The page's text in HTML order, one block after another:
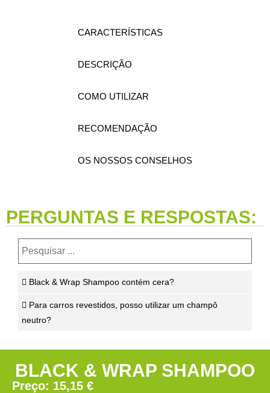
CARACTERÍSTICAS
DESCRIÇÃO
COMO UTILIZAR
RECOMENDAÇÃO
OS NOSSOS CONSELHOS
PERGUNTAS E RESPOSTAS:
Black & Wrap Shampoo contém cera?
Para carros revestidos, posso utilizar um champô
neutro?
BLACK & WRAP SHAMPOO
Preço: 15,15 €